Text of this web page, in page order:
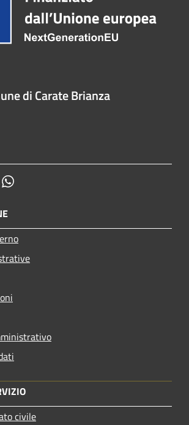
di Carate Brianza
civile